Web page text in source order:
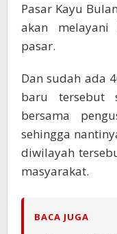
Pasar Kayu
akan melayani
pasar.
Dan sudah ada
baru tersebut
bersama
sehingga
diwilayah
masyarakat.
BACA JUGA